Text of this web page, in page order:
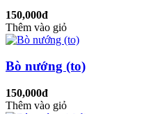
150,000đ
Thêm vào giỏ
Bò nướng (to)
150,000đ
Thêm vào giỏ